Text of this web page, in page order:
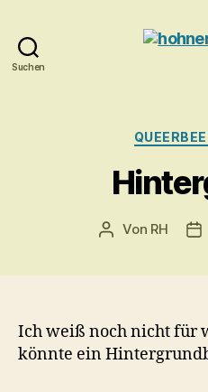
Suchen
Beitragsautor
Von RH
Ich weiß noch nicht für
könnte ein